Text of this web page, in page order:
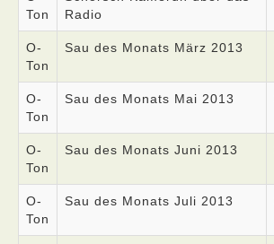
Ton
Radio
O-
Ton
Sau des Monats März 2013
O-
Ton
Sau des Monats Mai 2013
O-
Ton
Sau des Monats Juni 2013
O-
Ton
Sau des Monats Juli 2013